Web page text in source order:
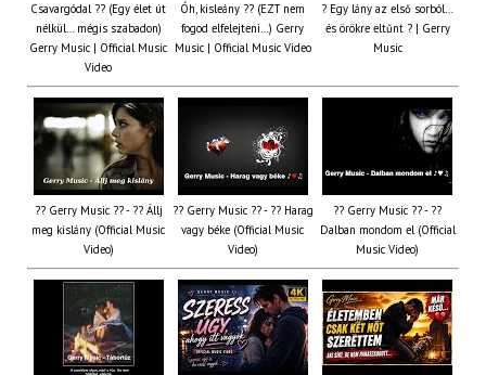
Csavargódal ?? (Egy élet út
nélkül… mégis szabadon)
Gerry Music | Official Music
Video
Óh, kisleány ?? (EZT nem
fogod elfelejteni…) Gerry
Music | Official Music Video
? Egy lány az első sorból…
és örökre eltűnt ? | Gerry
Music
?? Gerry Music ?? - ?? Állj
meg kislány (Official Music
Video)
?? Gerry Music ?? - ?? Harag
vagy béke (Official Music
Video)
?? Gerry Music ?? - ??
Dalban mondom el (Official
Music Video)